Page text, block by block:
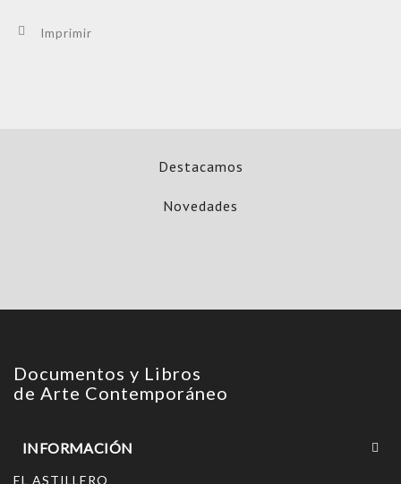
Imprimir
Destacamos
Novedades
Documentos y Libros
de Arte Contemporáneo
INFORMACIÓN
EL ASTILLERO